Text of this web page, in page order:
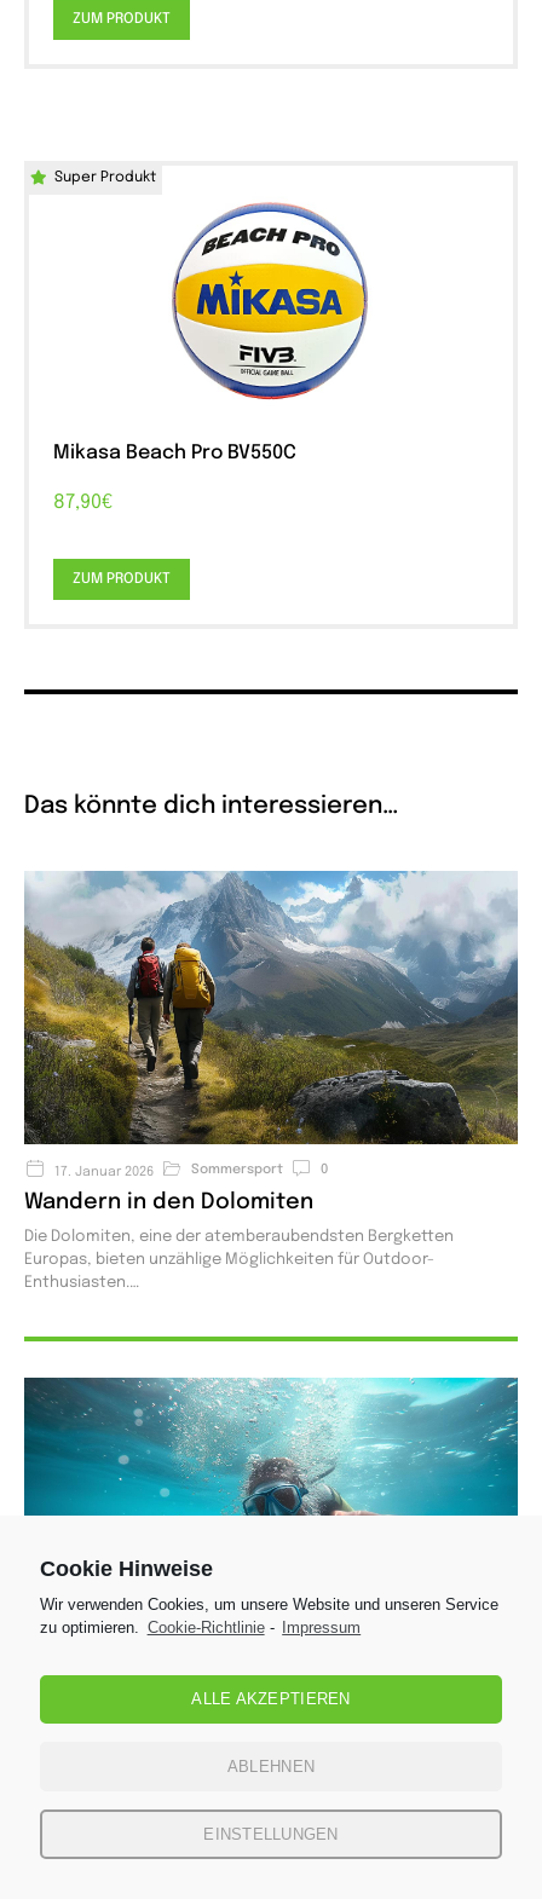
ZUM PRODUKT
Mikasa Beach Pro BV550C
87,90€
ZUM PRODUKT
Super Produkt
Das könnte dich interessieren…
17. Januar 2026 Sommersport 0
Wandern in den Dolomiten
Die Dolomiten, eine der atemberaubendsten Bergketten
Europas, bieten unzählige Möglichkeiten für Outdoor-
Enthusiasten.
17. Januar 2026 Sommersport 0
Tauchen – Alle Wichtigen Informationen im
Tauchen heißt, in eine andere Welt einzutauchen. Alle
Cookie Hinweise
Wir verwenden Cookies, um unsere Website und unseren Service
zu optimieren. Cookie-Richtlinie- Impressum
ALLE AKZEPTIEREN
ABLEHNEN
EINSTELLUNGEN